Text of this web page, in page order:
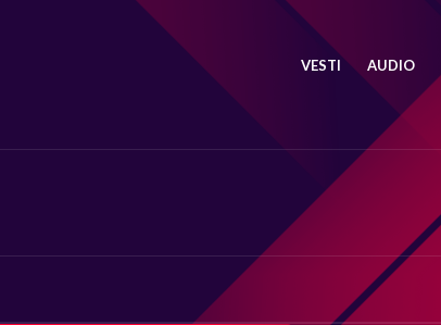
VESTI AUDIO